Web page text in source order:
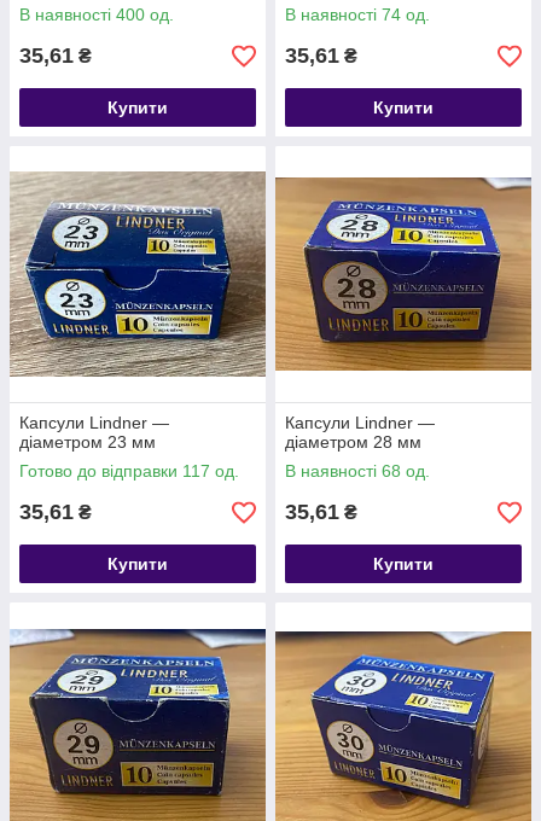
В наявності 400 од.
35,61 ₴
Купити
В наявності 74 од.
35,61 ₴
Купити
Капсули Lindner —
діаметром 23 мм
Готово до відправки 117 од.
35,61 ₴
Купити
Капсули Lindner —
діаметром 28 мм
В наявності 68 од.
35,61 ₴
Купити